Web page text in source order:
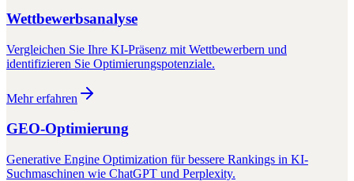
Wettbewerbsanalyse
Vergleichen Sie Ihre KI-Präsenz mit Wettbewerbern und
identifizieren Sie Optimierungspotenziale.
Mehr erfahren
GEO-Optimierung
Generative Engine Optimization für bessere Rankings in KI-
Suchmaschinen wie ChatGPT und Perplexity.